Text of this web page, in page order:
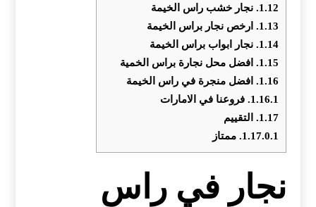
1.12. نجار خشب راس الخيمة
1.13.
ارخص نجار براس الخيمة
1.14. نجار ابواب براس الخيمة
1.15.
افضل محل نجارة براس الخمية
1.16.
افضل منجرة في راس الخيمة
1.16.1. فروعنا في الامارات
1.17.
التقييم
1.17.0.1. ممتاز
نجار في راس